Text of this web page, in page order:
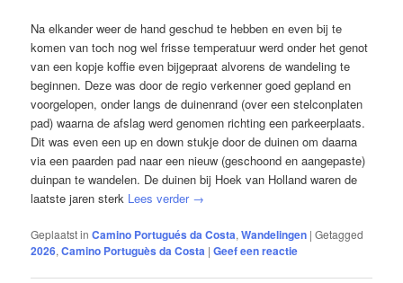
Na elkander weer de hand geschud te hebben en even bij te
komen van toch nog wel frisse temperatuur werd onder het genot
van een kopje koffie even bijgepraat alvorens de wandeling te
beginnen. Deze was door de regio verkenner goed gepland en
voorgelopen, onder langs de duinenrand (over een stelconplaten
pad) waarna de afslag werd genomen richting een parkeerplaats.
Dit was even een up en down stukje door de duinen om daarna
via een paarden pad naar een nieuw (geschoond en aangepaste)
duinpan te wandelen. De duinen bij Hoek van Holland waren de
laatste jaren sterk Lees verder →
Geplaatst in Camino Portugués da Costa,Wandelingen |Getagged
2026,Camino Portuguès da Costa |Geef een reactie